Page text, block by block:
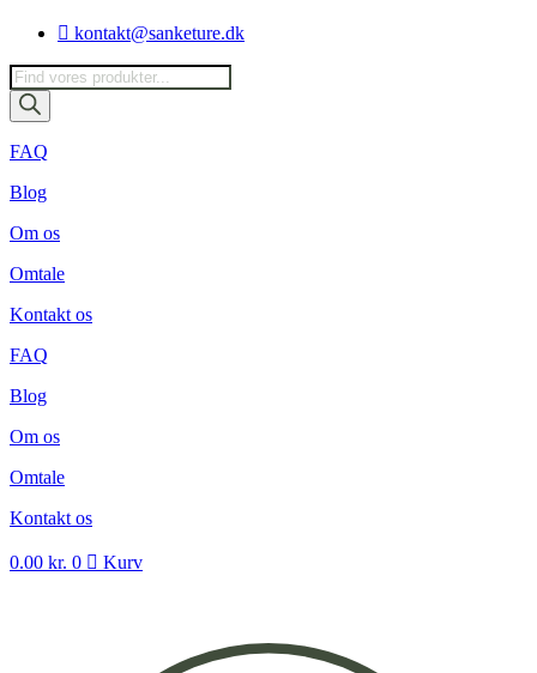
Videre
indhold
kontakt@sanketure.dk
Products
search
FAQ
Blog
Om os
Omtale
Kontakt os
FAQ
Blog
Om os
Omtale
Kontakt os
0.00 kr. 0 Kurv